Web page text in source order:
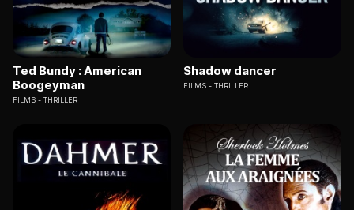
Ted Bundy : American
Boogeyman
FILMS THRILLER
Shadow dancer
FILMS THRILLER